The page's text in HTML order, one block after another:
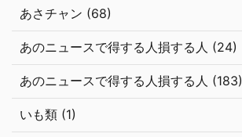
あさチャン (68)
あのニュースで得する人損する人 (24)
あのニュースで得する人損する人 (183)
いも類 (1)